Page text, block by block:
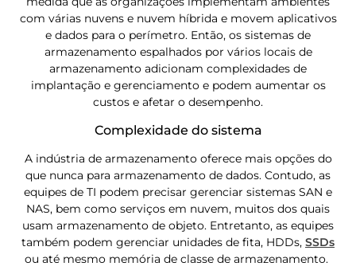
com várias nuvens e nuvem híbrida e movem aplicativos
e dados para o perímetro. Então, os sistemas de
armazenamento espalhados por vários locais de
armazenamento adicionam complexidades de
implantação e gerenciamento e podem aumentar os
custos e afetar o desempenho.
Complexidade do sistema
A indústria de armazenamento oferece mais opções do
que nunca para armazenamento de dados. Contudo, as
equipes de TI podem precisar gerenciar sistemas SAN e
NAS, bem como serviços em nuvem, muitos dos quais
usam armazenamento de objeto. Entretanto, as equipes
também podem gerenciar unidades de fita, HDDs, SSDs
ou até mesmo memória de classe de armazenamento.